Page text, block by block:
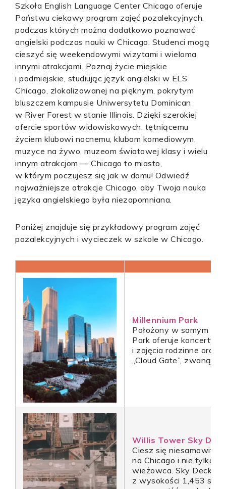
Szkoła English Language Center Chicago oferuje
Państwu ciekawy program zajęć pozalekcyjnych,
podczas których można dodatkowo poznawać
angielski podczas nauki w Chicago. Studenci mogą
cieszyć się weekendowymi wizytami i wieloma
innymi atrakcjami. Poznaj życie miejskie
i podmiejskie, studiując język angielski w ELS
Chicago, zlokalizowanej na pięknym, pokrytym
bluszczem kampusie Uniwersytetu Dominican
w River Forest w stanie Illinois. Dzięki szerokiej
ofercie sportów widowiskowych, tętniącemu
życiem klubowi nocnemu, klubom komediowym,
muzyce na żywo, muzeom światowej klasy i wielu
innym atrakcjom — Chicago to miasto,
w którym poczujesz się jak w domu! Odwiedź
najważniejsze atrakcje Chicago, aby Twoja nauka
języka angielskiego była niezapomniana.
Poniżej znajduje się przykładowy program zajęć
pozalekcyjnych i wycieczek w szkole w Chicago.
Millennium Park
Położony w samym
Park oferuje koncerty,
i zajęcia rodzinne oraz
„Cloud Gate”, zwaną
Willis Tower Sky Deck
Ciesz się
na Chicago i nie tylko z
wieżowca. Sky Deck
z wysokości 1,453